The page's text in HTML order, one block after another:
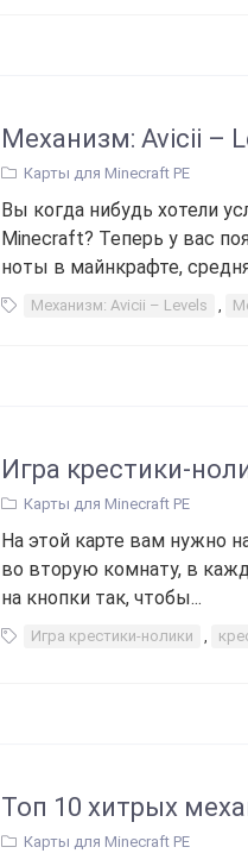
Механизм: Avicii –
Карты для Minecraft PE
Вы когда нибудь хотели
Minecraft? Теперь у вас
ноты в майнкрафте,
Механизм: Avicii – Levels
Игра крестики-
Карты для Minecraft PE
На этой карте вам нужно
во вторую комнату, в
на кнопки так, чтобы...
Игра крестики-нолики ,
Топ 10 хитрых
Карты для Minecraft PE